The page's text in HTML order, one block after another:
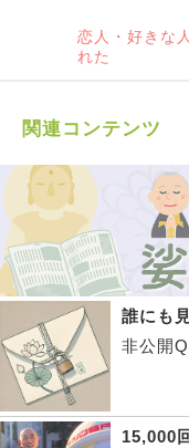
恋人・好きな
れた
関連コンテンツ
誰にも
非公開
15,000